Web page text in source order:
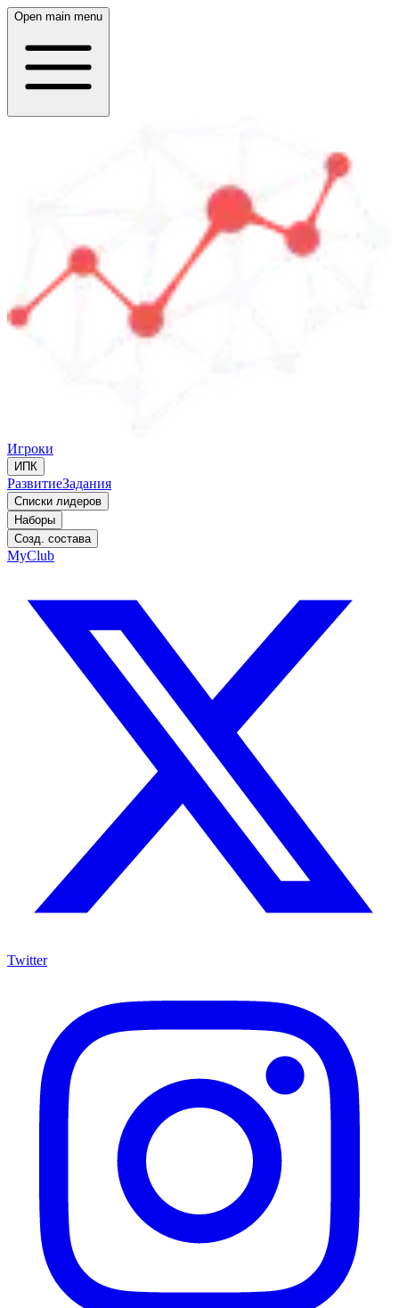
Open main menu
Игроки
ИПК
РазвитиеЗадания
Списки лидеров
Наборы
Созд. состава
MyClub
Twitter